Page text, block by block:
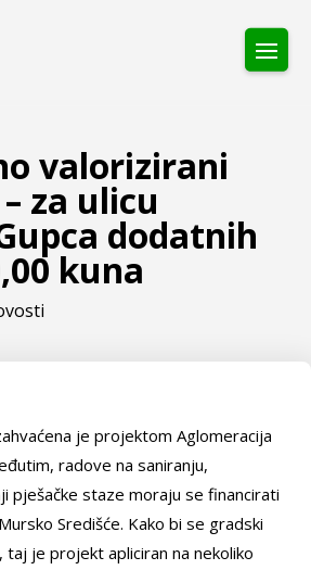
valorizirani
za ulicu
dodatnih
kuna
je projektom Aglomeracija
radove na saniranju,
pješačke staze moraju se financirati
Središće. Kako bi se gradski
je projekt apliciran na nekoliko